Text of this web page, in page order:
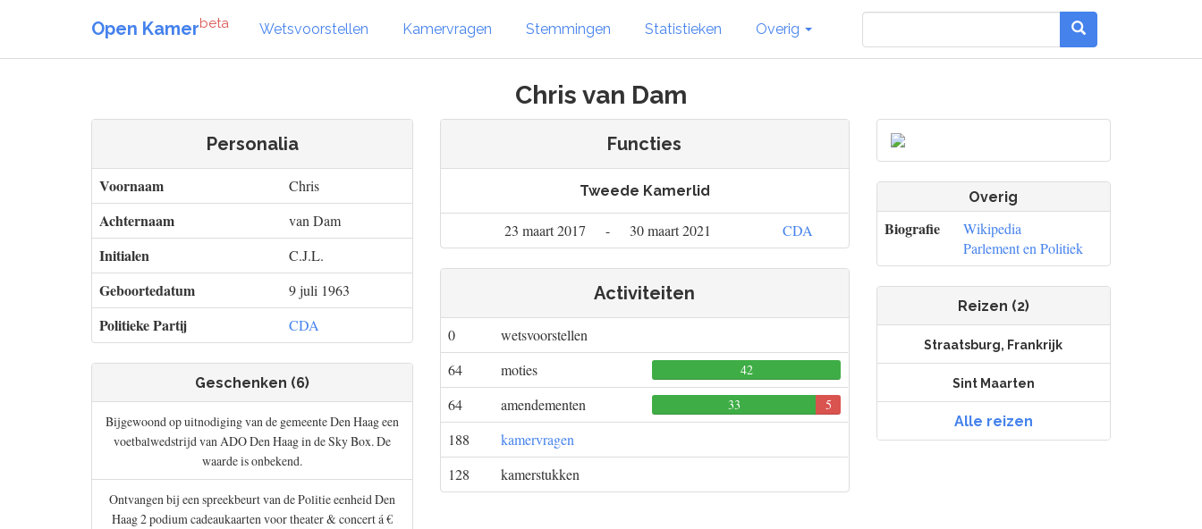
Open Kamerbeta Wetsvoorstellen Kamervragen Stemmingen Statistieken Overig
Chris van Dam
Personalia
Voornaam Chris
Achternaam van Dam
Initialen C.J.L.
Geboortedatum 9 juli 1963
Politieke Partij CDA
Geschenken (6)
Bijgewoond op uitnodiging van de gemeente Den Haag een
voetbalwedstrijd van ADO Den Haag in de Sky Box. De
waarde is onbekend.
Ontvangen bij een spreekbeurt van de Politie eenheid Den
Haag 2 podium cadeaukaarten voor theater & concert á €
Functies
Tweede Kamerlid
23 maart 2017 - 30 maart 2021 CDA
Activiteiten
0
wetsvoorstellen
64
moties 42
64 amendementen 33 5
188
kamervragen
128
kamerstukken
Overig
Biografie
Wikipedia
Parlement en Politiek
Reizen (2)
Straatsburg, Frankrijk
Sint Maarten
Alle reizen